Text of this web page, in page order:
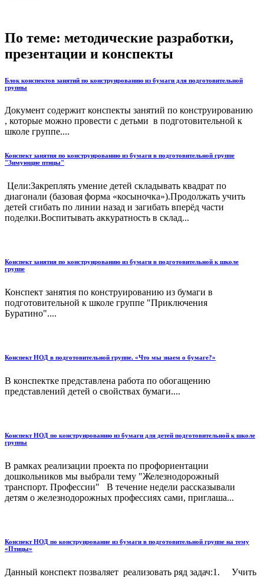
По теме: методические разработки,
презентации и конспекты
Блок конспектов занятий по конструированию из бумаги для подготовительной
группы
Документ содержит конспекты занятий по конструированию
, которые можно провести с детьми в подготовительной к
школе группе....
Конспект занятия по конструированию из бумаги в подготовительной группе
"Зимующие птицы"
Цели:Закреплять умение детей складывать квадрат по
диагонали (базовая форма «косыночка»).Продолжать учить
детей сгибать по линии назад и загибать вперёд части
поделки.Воспитывать аккуратность в склад...
Конспект занятия по конструированию из бумаги в подготовительной к школе
группе
Конспект занятия по конструированию из бумаги в
подготовительной к школе группе "Приключения
Буратино"....
Конспект НОД в подготовительной группе. «Что мы знаем о бумаге?»
В конспектке представлена работа по обогащению
представлений детей о свойствах бумаги....
Конспект НОД по конструированию из бумаги для детей подготовительной к школе
группы
В рамках реализации проекта по профориентации
дошкольников мы выбрали тему "Железнодорожный
транспорт. Профессии" В течение недели рассказывали
детям о железнодорожных профессиях сами, приглаша...
Конспект НОД по конструирование из бумаги в подготовительной группе на тему
«Птицы»
Данный конспект позваляет реализовать ряд задач:1. Учить